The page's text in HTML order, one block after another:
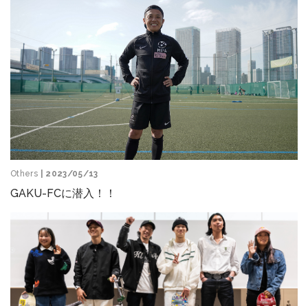
Others | 2023/05/13
GAKU-FCに潜入！！